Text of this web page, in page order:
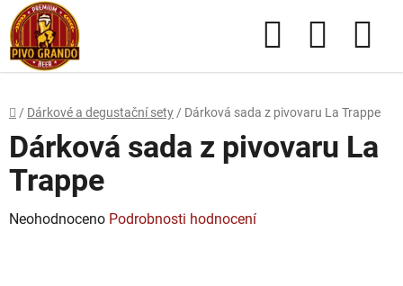
Přejít
na
obsah
Hledat
NÁKUPNÍ
Domů
/ Dárkové a degustační sety / Dárková sada z pivovaru La Trappe
Dárková sada z pivovaru La
Trappe
Průměrné
Neohodnoceno Podrobnosti hodnocení